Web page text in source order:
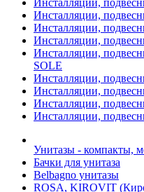
Инсталляции,
Инсталляции,
Инсталляции,
Инсталляции,
Инсталляции,
SOLE
Инсталляции,
Инсталляции,
Инсталляции,
Инсталляции,
Унитазы - компакты,
Бачки для унитаза
Belbagno унитазы
ROSA, KIROVIT